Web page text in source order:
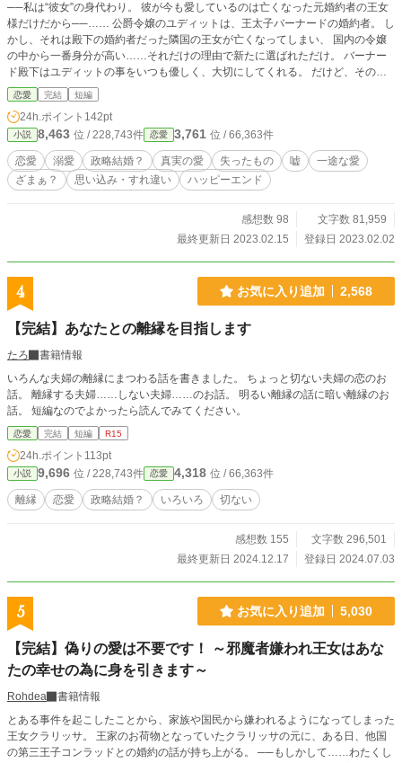
──私は“彼女”の身代わり。 彼が今も愛しているのは亡くなった元婚約者の王女
様だけだから──…… 公爵令嬢のユディットは、王太子バーナードの婚約者。 し
かし、それは殿下の婚約者だった隣国の王女が亡くなってしまい、 国内の令嬢
の中から一番身分が高い……それだけの理由で新たに選ばれただけ。 バーナー
ド殿下はユディットの事をいつも優しく、大切にしてくれる。 だけど、その度
にユディットの心は苦しくなっていく。 こんな自分が彼の婚約者でいていいの
か。 自分のような理由で互いの気持ちを無視して決められた婚約者は、 バーナ
ードが再び心惹かれる“真実の愛”の相手を見つける邪魔になっているだけなので
は？ そんな心揺れる日々の中、 二人の前に、亡くなった王女とそっくりの女性
が現れる。 実は、王女は襲撃の日、こっそり逃がされていて実は生きてい
る…… なんて噂もあって────
恋愛 完結 短編
24h.ポイント 142pt
小説 8,463 位 / 228,743件 恋愛 3,761 位 / 66,363件
恋愛 溺愛 政略結婚？ 真実の愛 失ったもの 嘘
一途な愛
ざまぁ？
思い込み・すれ違い ハッピーエンド
感想数 98
文字数 81,959
最終更新日 2023.02.15
登録日 2023.02.02
4 お気に入り追加 2,568
【完結】あなたとの離縁を目指します
たろ
書籍情報
いろんな夫婦の離縁にまつわる話を書きました。 ちょっと切ない夫婦の恋のお
話。 離縁する夫婦……しない夫婦……のお話。 明るい離縁の話に暗い離縁のお
話。 短編なのでよかったら読んでみてください。
恋愛 完結 短編 R15
24h.ポイント 113pt
小説 9,696 位 / 228,743件 恋愛 4,318 位 / 66,363件
離縁 恋愛 政略結婚？ いろいろ 切ない
感想数 155
文字数 296,501
最終更新日 2024.12.17
登録日 2024.07.03
5 お気に入り追加 5,030
【完結】偽りの愛は不要です！ ～邪魔者嫌われ王女はあな
たの幸せの為に身を引きます～
Rohdea
書籍情報
とある事件を起こしたことから、家族や国民から嫌われるようになってしまった
王女クラリッサ。 王家のお荷物となっていたクラリッサの元に、ある日、他国
の第三王子コンラッドとの婚約の話が持ち上がる。 ──もしかして……わたくし